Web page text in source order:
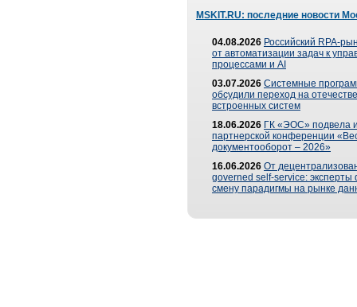
MSKIT.RU: последние новости
04.08.2026 Российский RPA-
от автоматизации задач к
процессами и AI
03.07.2026 Системные
обсудили переход на
встроенных систем
18.06.2026 ГК «ЭОС» подвела
партнерской конференции
документооборот – 2026»
16.06.2026 От
governed self-service: эксперты
смену парадигмы на рынке